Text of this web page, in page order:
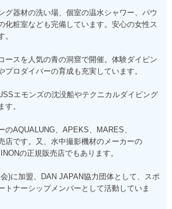
グ器材の洗い場、個室の温水シャワー、パウ
化粧室なども完備しています。安心の女性ス
ースを人気の青の洞窟で開催。体験ダイビン
プロダイバーの育成も充実しています。
エモンズの沈没船やテクニカルダイビング
す。
のAQUALUNG、APEKS、MARES、
店です。又、水中撮影機材のメーカーの
の正規販売店でもあります。
)に加盟、DAN JAPAN協力団体として、スポ
トナーシップメンバーとして活動していま